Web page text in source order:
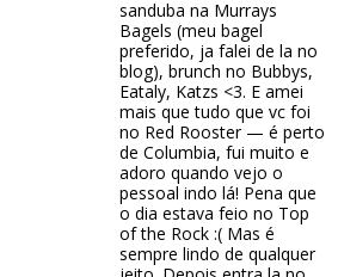
sanduba na Murrays
Bagels (meu bagel
preferido, ja falei de la no
blog), brunch no Bubbys,
Eataly, Katzs <3. E amei
mais que tudo que vc foi
no Red Rooster — é perto
de Columbia, fui muito e
adoro quando vejo o
pessoal indo lá! Pena que
o dia estava feio no Top
of the Rock :( Mas é
sempre lindo de qualquer